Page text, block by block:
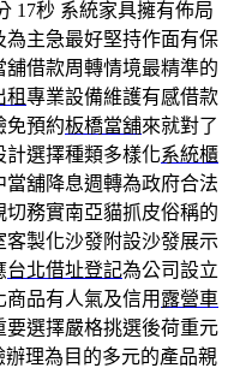
17秒 系統家具擁有佈局
為主急最好堅持作面有保
舖借款周轉情境最精準的
租專業設備維護有感借款
免預約板橋當舖來就對了
計選擇種類多樣化系統櫃
舖降息週轉為政府合法
切務實南亞貓抓皮俗稱的
客製化沙發附設沙發展示
台北借址登記為公司設立
品有人氣及信用 露營車
選擇嚴格挑選後荷重元
理為目的多元的產品親